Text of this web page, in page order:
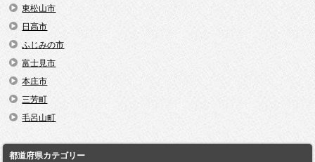
東松山市
日高市
ふじみの市
富士見市
本庄市
三芳町
毛呂山町
都道府県カテゴリー